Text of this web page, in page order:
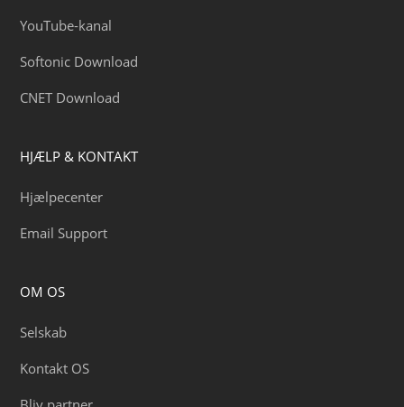
YouTube-kanal
Softonic Download
CNET Download
HJÆLP & KONTAKT
Hjælpecenter
Email Support
OM OS
Selskab
Kontakt OS